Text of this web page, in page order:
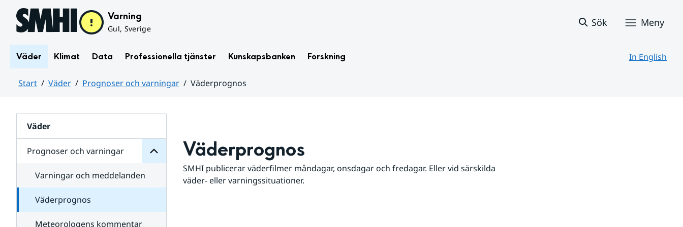
Hoppa till sidans innehåll Varning
Gul, Sverige
Sök Meny
Väder Klimat Data Professionella tjänster Kunskapsbanken Forskning In English
Start Väder Prognoser och varningar
Väderprognos
Väder
Prognoser och varningar
för
varningar
Varningar och meddelanden
Väderprognos
Meteorologens kommentar
Väderprognos
SMHI publicerar väderfilmer måndagar, onsdagar och fredagar. Eller vid särskilda
väder- eller varningssituationer.